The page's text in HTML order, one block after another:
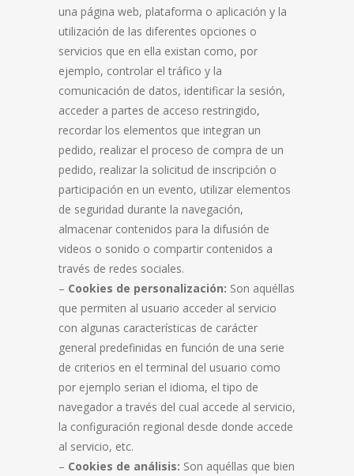
una página web, plataforma o aplicación y la
utilización de las diferentes opciones o
servicios que en ella existan como, por
ejemplo, controlar el tráfico y la
comunicación de datos, identificar la sesión,
acceder a partes de acceso restringido,
recordar los elementos que integran un
pedido, realizar el proceso de compra de un
pedido, realizar la solicitud de inscripción o
participación en un evento, utilizar elementos
de seguridad durante la navegación,
almacenar contenidos para la difusión de
videos o sonido o compartir contenidos a
través de redes sociales.
– Cookies de personalización: Son aquéllas
que permiten al usuario acceder al servicio
con algunas características de carácter
general predefinidas en función de una serie
de criterios en el terminal del usuario como
por ejemplo serian el idioma, el tipo de
navegador a través del cual accede al servicio,
la configuración regional desde donde accede
al servicio, etc.
– Cookies de análisis: Son aquéllas que bien